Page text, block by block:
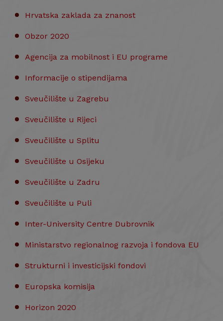
Hrvatska zaklada za znanost
Obzor 2020
Agencija za mobilnost i EU programe
Informacije o stipendijama
Sveučilište u Zagrebu
Sveučilište u Rijeci
Sveučilište u Splitu
Sveučilište u Osijeku
Sveučilište u Zadru
Sveučilište u Puli
Inter-University Centre Dubrovnik
Ministarstvo regionalnog razvoja i fondova EU
Strukturni i investicijski fondovi
Europska komisija
Horizon 2020